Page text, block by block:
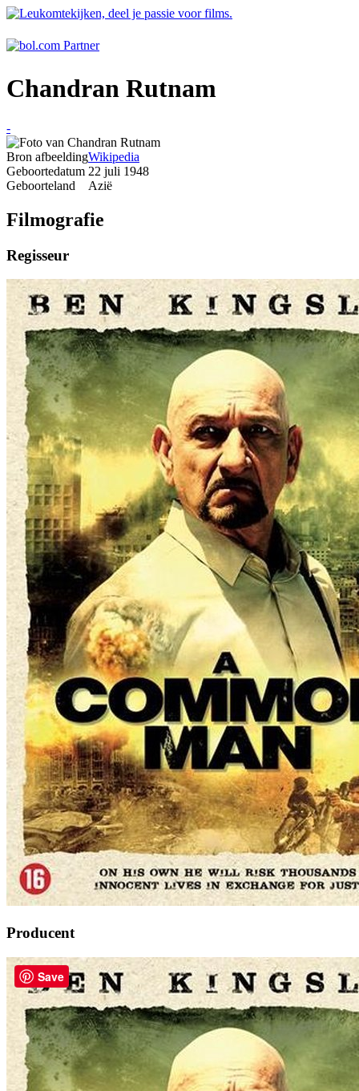
Chandran Rutnam
-
Bron afbeeldingWikipedia
Geboortedatum 22 juli 1948
Geboorteland
Azië
Filmografie
Regisseur
Producent
Save